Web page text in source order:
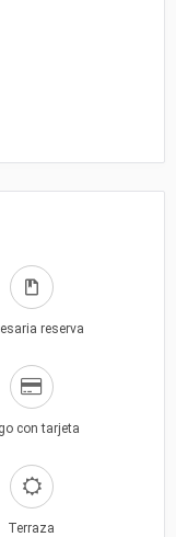
reserva
con tarjeta
Terraza